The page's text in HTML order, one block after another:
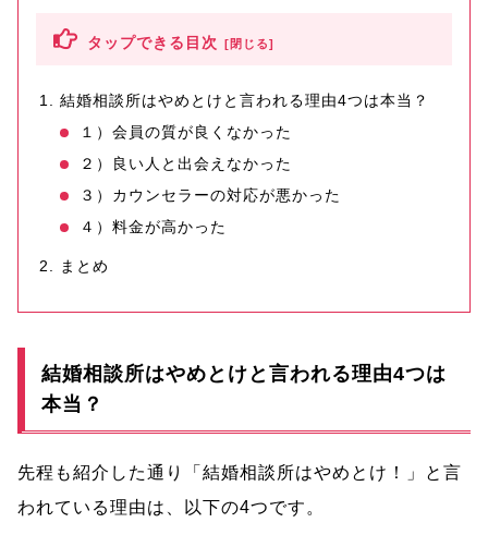
タップできる目次
結婚相談所はやめとけと言われる理由4つは本当？
１）会員の質が良くなかった
２）良い人と出会えなかった
３）カウンセラーの対応が悪かった
４）料金が高かった
まとめ
結婚相談所はやめとけと言われる理由4つは
本当？
先程も紹介した通り「結婚相談所はやめとけ！」と言
われている理由は、以下の4つです。